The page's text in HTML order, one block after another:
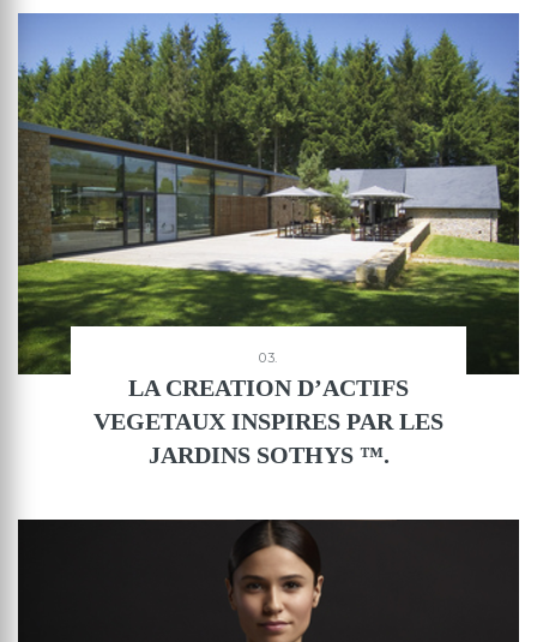
03.
LA CREATION D’ACTIFS
VEGETAUX INSPIRES PAR LES
JARDINS SOTHYS ™.